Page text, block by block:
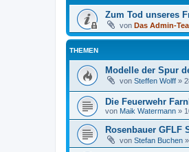
Zum Tod unseres
von Das Admin-
THEMEN
Modelle der Spur
von Steffen Wolff »
Die Feuerwehr
von Maik Watermann »
Rosenbauer GFLF
von Stefan Buchen »